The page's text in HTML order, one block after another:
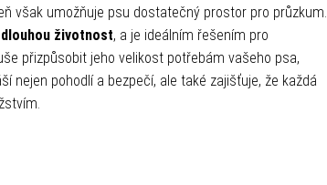
však umožňuje psu dostatečný prostor pro průzkum.
dlouhou životnost, a je ideálním řešením pro
přizpůsobit jeho velikost potřebám vašeho psa,
nejen pohodlí a bezpečí, ale také zajišťuje, že každá